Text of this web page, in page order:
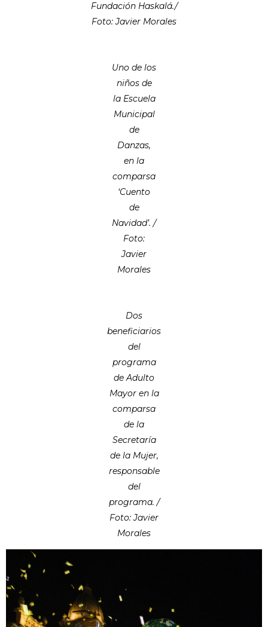
Fundación Haskalá./
Foto: Javier Morales
Uno de los
niños de
la Escuela
Municipal
de
Danzas,
en la
comparsa
‘Cuento
de
Navidad’. /
Foto:
Javier
Morales
Dos
beneficiarios
del
programa
de Adulto
Mayor en la
comparsa
de la
Secretaría
de la Mujer,
responsable
del
programa. /
Foto: Javier
Morales